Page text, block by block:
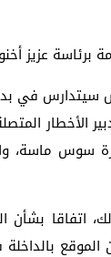
برئاسة عزيز
سيتدارس في
الأخطار
اتفاقا بشأن